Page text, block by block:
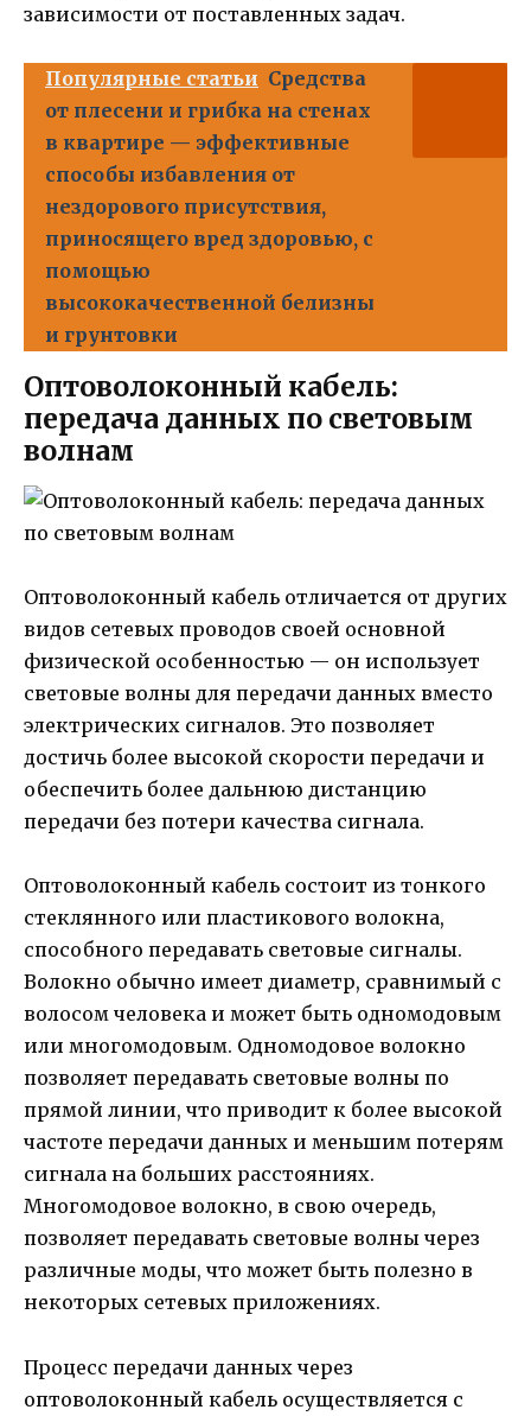
зависимости от поставленных задач.
Популярные статьи Средства
от плесени и грибка на стенах
в квартире — эффективные
способы избавления от
нездорового присутствия,
приносящего вред здоровью, с
помощью
высококачественной белизны
и грунтовки
Оптоволоконный кабель:
передача данных по световым
волнам
Оптоволоконный кабель отличается от других
видов сетевых проводов своей основной
физической особенностью — он использует
световые волны для передачи данных вместо
электрических сигналов. Это позволяет
достичь более высокой скорости передачи и
обеспечить более дальнюю дистанцию
передачи без потери качества сигнала.
Оптоволоконный кабель состоит из тонкого
стеклянного или пластикового волокна,
способного передавать световые сигналы.
Волокно обычно имеет диаметр, сравнимый с
волосом человека и может быть одномодовым
или многомодовым. Одномодовое волокно
позволяет передавать световые волны по
прямой линии, что приводит к более высокой
частоте передачи данных и меньшим потерям
сигнала на больших расстояниях.
Многомодовое волокно, в свою очередь,
позволяет передавать световые волны через
различные моды, что может быть полезно в
некоторых сетевых приложениях.
Процесс передачи данных через
оптоволоконный кабель осуществляется с